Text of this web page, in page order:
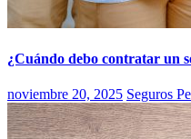
¿Cuándo debo contratar un
noviembre 20, 2025 Seguros